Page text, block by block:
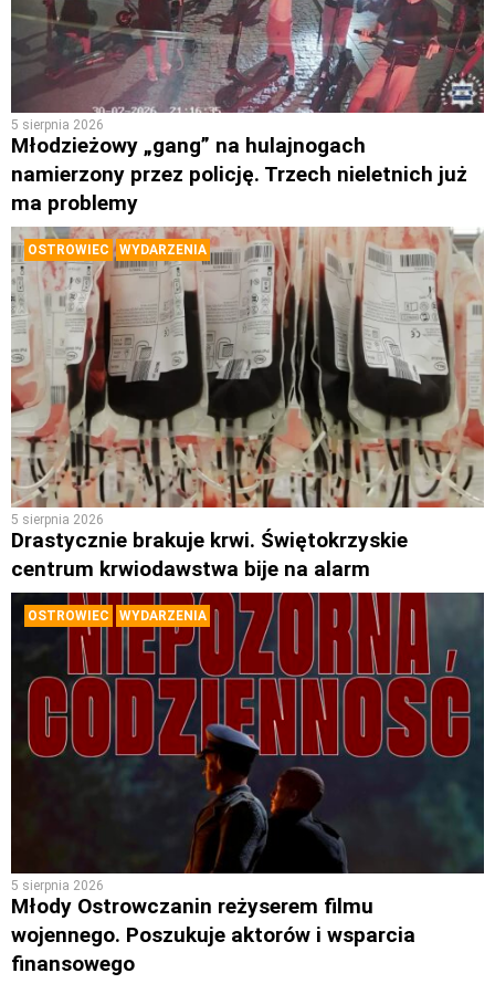
5 sierpnia 2026
Młodzieżowy „gang” na hulajnogach
namierzony przez policję. Trzech nieletnich już
ma problemy
OSTROWIEC WYDARZENIA
5 sierpnia 2026
Drastycznie brakuje krwi. Świętokrzyskie
centrum krwiodawstwa bije na alarm
OSTROWIEC WYDARZENIA
5 sierpnia 2026
Młody Ostrowczanin reżyserem filmu
wojennego. Poszukuje aktorów i wsparcia
finansowego